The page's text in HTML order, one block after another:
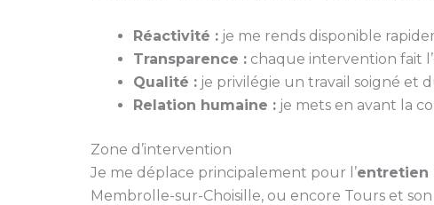
Réactivité : je me rends disponible
Transparence : chaque intervention fait
Qualité : je privilégie un travail soigné et
Relation humaine : je mets en avant la
Zone d’intervention
Je me déplace principalement pour l’entretien
Membrolle-sur-Choisille, ou encore Tours et